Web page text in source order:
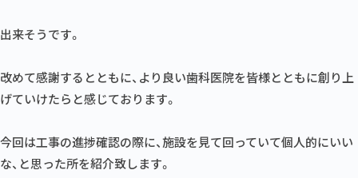
出来そうです。
改めて感謝するとともに、より良い歯科医院を皆様とともに創り上
げていけたらと感じております。
今回は工事の進捗確認の際に、施設を見て回っていて個人的にいい
な、と思った所を紹介致します。